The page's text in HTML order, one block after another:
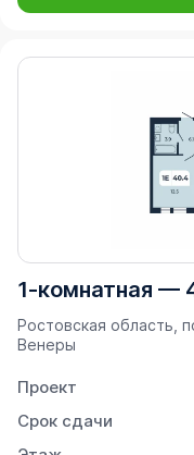
1-комнатная —
Ростовская область,
Венеры
Проект
Срок сдачи